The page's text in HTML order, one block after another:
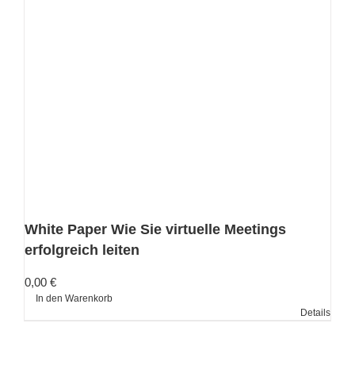
White Paper Wie Sie virtuelle Meetings
erfolgreich leiten
0,00 €
In den Warenkorb
Details